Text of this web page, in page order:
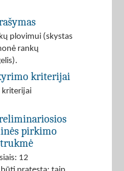
plovimui (skystas
rankų
kriterijai
kriterijai
pirkimo
12